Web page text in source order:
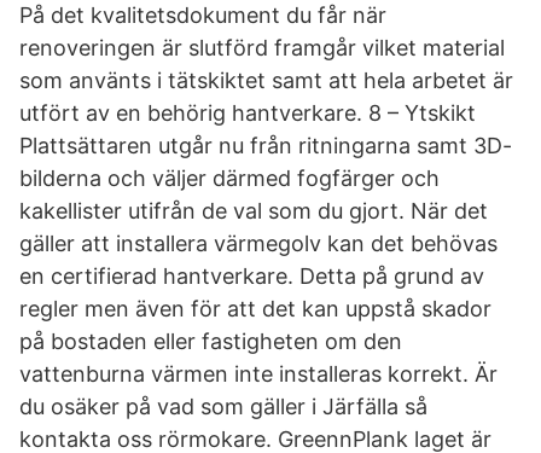
På det kvalitetsdokument du får när
renoveringen är slutförd framgår vilket material
som använts i tätskiktet samt att hela arbetet är
utfört av en behörig hantverkare. 8 – Ytskikt
Plattsättaren utgår nu från ritningarna samt 3D-
bilderna och väljer därmed fogfärger och
kakellister utifrån de val som du gjort. När det
gäller att installera värmegolv kan det behövas
en certifierad hantverkare. Detta på grund av
regler men även för att det kan uppstå skador
på bostaden eller fastigheten om den
vattenburna värmen inte installeras korrekt. Är
du osäker på vad som gäller i Järfälla så
kontakta oss rörmokare. GreennPlank laget är